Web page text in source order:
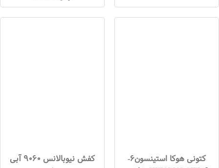
کتونی هوکا استینسون6-
کفش نیوبالانس 9060 آبی